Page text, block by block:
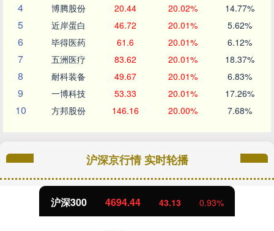
4 博腾股份 20.44 20.02% 14.77%
5 近岸蛋白 46.72 20.01% 5.62%
6 毕得医药 61.6 20.01% 6.12%
7 五洲医疗 83.62 20.01% 18.37%
8 耐科装备 49.67 20.01% 6.83%
9 一博科技 53.33 20.01% 17.26%
10 方邦股份 146.16 20.00% 7.68%
沪深京行情 实时轮播
北证50 1134.24 11.37